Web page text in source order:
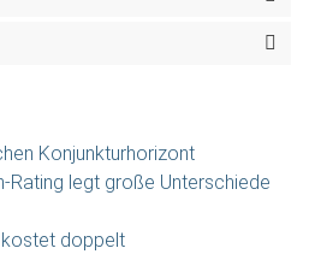
Konjunkturhorizont
Rating legt große Unterschiede
kostet doppelt